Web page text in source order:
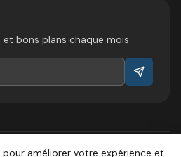
bons plans chaque mois.
améliorer votre expérience et